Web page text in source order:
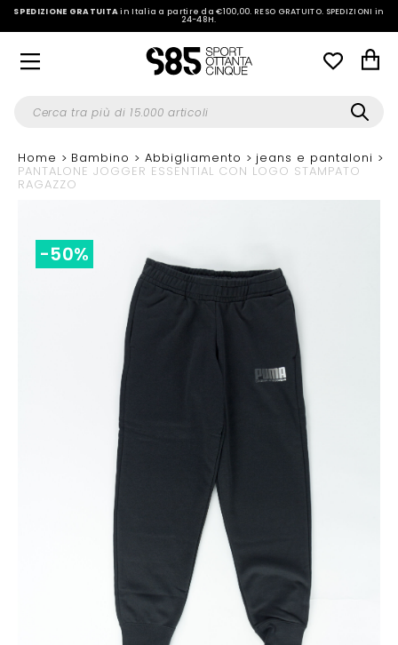
SPEDIZIONE GRATUITAin Italia a partire da €100,00.RESO GRATUITO. SPEDIZIONI in
24-48H.
Home Bambino Abbigliamento jeans e pantaloni
PANTALONE JOGGER ESSENTIAL CON LOGO STAMPATO
RAGAZZO
-50%